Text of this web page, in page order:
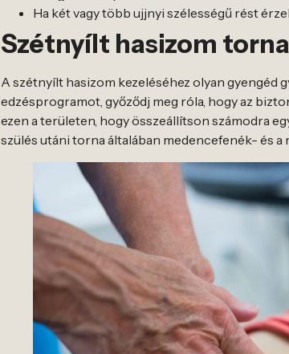
Ha két vagy több ujjnyi szélességű rést
Szétnyílt hasizom torna
A szétnyílt hasizom kezeléséhez olyan gyengéd
edzésprogramot, győződj meg róla, hogy az
ezen a területen, hogy összeállítson számodra
szülés utáni torna általában medencefenék- és a